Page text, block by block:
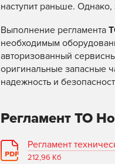
наступит раньше.
Выполнение регламента
необходимым
авторизованный
оригинальные запасные
надежность и
Регламент ТО
Регламент
212,96 Кб